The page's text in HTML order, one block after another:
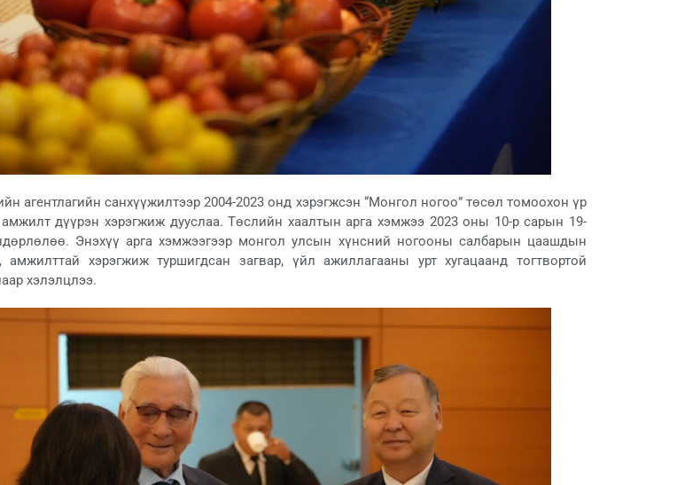
агентлагийн санхүүжилтээр 2004-2023 онд хэрэгжсэн “Монгол ногоо” төсөл томоохон үр
дүүрэн хэрэгжиж дууслаа. Төслийн хаалтын арга хэмжээ 2023 оны 10-р сарын 19-
Энэхүү арга хэмжээгээр монгол улсын хүнсний ногооны салбарын цаашдын
амжилттай хэрэгжиж туршигдсан загвар, үйл ажиллагааны урт хугацаанд тогтвортой
хэлэлцлээ.